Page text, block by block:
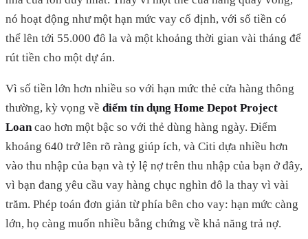
nó hoạt động như một hạn mức vay cố định, với số tiền có
thể lên tới 55.000 đô la và một khoảng thời gian vài tháng để
rút tiền cho một dự án.
Vì số tiền lớn hơn nhiều so với hạn mức thẻ cửa hàng thông
thường, kỳ vọng về điểm tín dụng Home Depot Project
Loancao hơn một bậc so với thẻ dùng hàng ngày. Điểm
khoảng 640 trở lên rõ ràng giúp ích, và Citi dựa nhiều hơn
vào thu nhập của bạn và tỷ lệ nợ trên thu nhập của bạn ở đây,
vì bạn đang yêu cầu vay hàng chục nghìn đô la thay vì vài
trăm. Phép toán đơn giản từ phía bên cho vay: hạn mức càng
lớn, họ càng muốn nhiều bằng chứng về khả năng trả nợ.